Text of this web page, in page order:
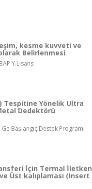
kesme kuvveti ve
Belirlenmesi
Y.Lisans
Tespitine Yönelik Ultra
Dedektörü
Başlangıç Destek Programı
İçin Termal İletken
Üst kalıplaması (Insert